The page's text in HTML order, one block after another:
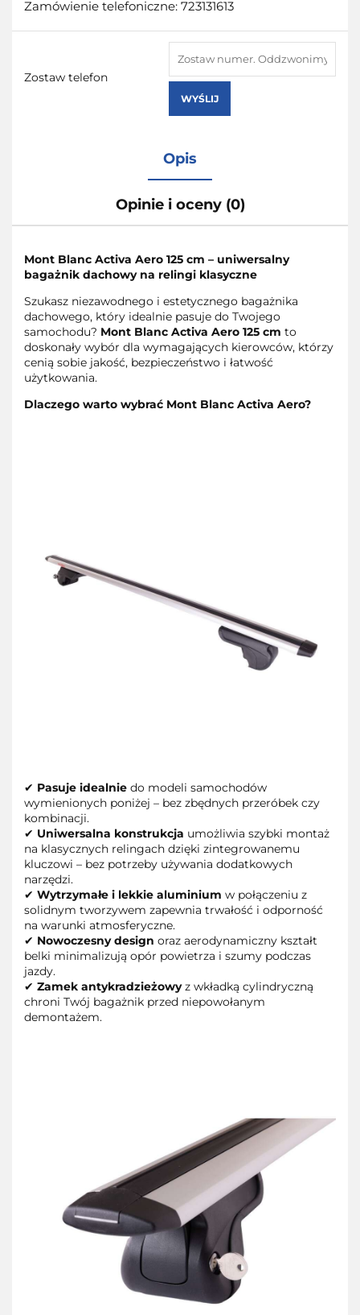
Zamówienie telefoniczne: 723131613
Zostaw telefon
WYŚLIJ
Opis
Opinie i oceny (0)
Mont Blanc Activa Aero 125 cm – uniwersalny
bagażnik dachowy na relingi klasyczne
Szukasz niezawodnego i estetycznego bagażnika
dachowego, który idealnie pasuje do Twojego
samochodu? Mont Blanc Activa Aero 125 cm to
doskonały wybór dla wymagających kierowców, którzy
cenią sobie jakość, bezpieczeństwo i łatwość
użytkowania.
Dlaczego warto wybrać Mont Blanc Activa Aero?
✔ Pasuje idealnie do modeli samochodów
wymienionych poniżej – bez zbędnych przeróbek czy
kombinacji.
✔ Uniwersalna konstrukcja umożliwia szybki montaż
na klasycznych relingach dzięki zintegrowanemu
kluczowi – bez potrzeby używania dodatkowych
narzędzi.
✔ Wytrzymałe i lekkie aluminium w połączeniu z
solidnym tworzywem zapewnia trwałość i odporność
na warunki atmosferyczne.
✔ Nowoczesny design oraz aerodynamiczny kształt
belki minimalizują opór powietrza i szumy podczas
jazdy.
✔ Zamek antykradzieżowyz wkładką cylindryczną
chroni Twój bagażnik przed niepowołanym
demontażem.